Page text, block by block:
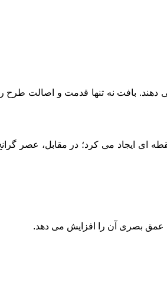
دهند. بافت نه تنها قدمت و اصالت
عمق بصری آن را افزایش می ‌دهد.